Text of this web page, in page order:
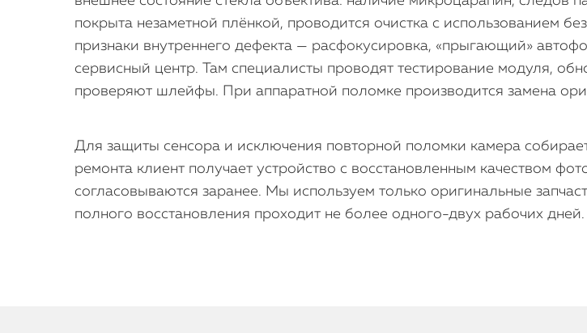
покрыта незаметной плёнкой, проводится очистка с использованием
признаки внутреннего дефекта — расфокусировка, «прыгающий»
сервисный центр. Там специалисты проводят тестирование модуля,
проверяют шлейфы. При аппаратной поломке производится замена
Для защиты сенсора и исключения повторной поломки камера
ремонта клиент получает устройство с восстановленным качеством
согласовываются заранее. Мы используем только оригинальные
полного восстановления проходит не более одного-двух рабочих дней.